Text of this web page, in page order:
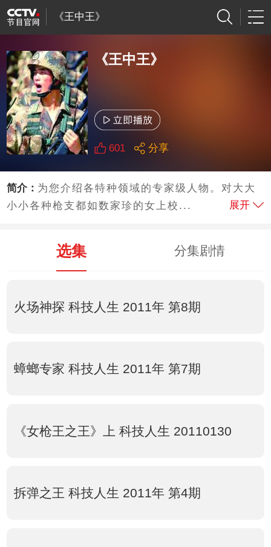
《王中王》
《王中王》
601 分享
简介： 为您介绍各特种领域的专家级人物。对大大
小小各种枪支都如数家珍的女上校...
展开
选集 分集剧情
火场神探 科技人生 2011年 第8期
蟑螂专家 科技人生 2011年 第7期
《女枪王之王》上 科技人生 20110130
拆弹之王 科技人生 2011年 第4期